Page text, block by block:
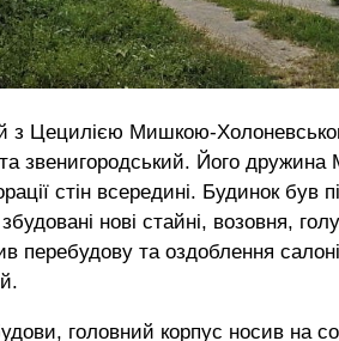
з Цецилією Мишкою-
звенигородський. Його дружина
стін всередині. Будинок
нові стайні, возовня,
перебудову та оздоблення
головний корпус носив на